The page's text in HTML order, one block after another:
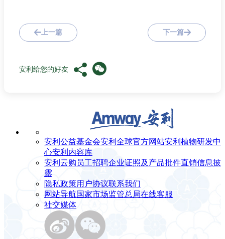
上一篇 下一篇
安利给您的好友
安利公益基金会安利全球官方网站安利植物研发中
心安利内容库
安利云购 员工招聘企业证照及产品批件直销信息披
露
隐私政策用户协议联系我们
网站导航国家市场监管总局在线客服
社交媒体